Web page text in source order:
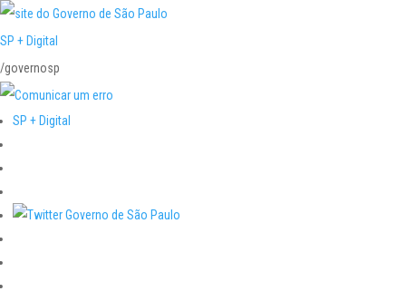
SP + Digital
/governosp
SP + Digital